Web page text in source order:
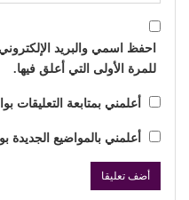
احفظ اسمي والبريد
للمرة الأولى التي أعلق فيها.
أعلمني بمتابعة التعليقات
أعلمني بالمواضيع الجديدة